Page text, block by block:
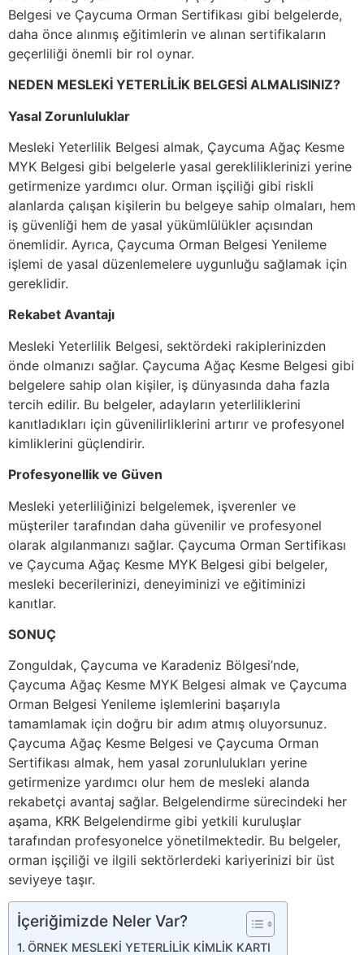
Belgesi ve Çaycuma Orman Sertifikası gibi belgelerde,
daha önce alınmış eğitimlerin ve alınan sertifikaların
geçerliliği önemli bir rol oynar.
NEDEN MESLEKİ YETERLİLİK BELGESİ ALMALISINIZ?
Yasal Zorunluluklar
Mesleki Yeterlilik Belgesi almak, Çaycuma Ağaç Kesme
MYK Belgesi gibi belgelerle yasal gerekliliklerinizi yerine
getirmenize yardımcı olur. Orman işçiliği gibi riskli
alanlarda çalışan kişilerin bu belgeye sahip olmaları, hem
iş güvenliği hem de yasal yükümlülükler açısından
önemlidir. Ayrıca, Çaycuma Orman Belgesi Yenileme
işlemi de yasal düzenlemelere uygunluğu sağlamak için
gereklidir.
Rekabet Avantajı
Mesleki Yeterlilik Belgesi, sektördeki rakiplerinizden
önde olmanızı sağlar. Çaycuma Ağaç Kesme Belgesi gibi
belgelere sahip olan kişiler, iş dünyasında daha fazla
tercih edilir. Bu belgeler, adayların yeterliliklerini
kanıtladıkları için güvenilirliklerini artırır ve profesyonel
kimliklerini güçlendirir.
Profesyonellik ve Güven
Mesleki yeterliliğinizi belgelemek, işverenler ve
müşteriler tarafından daha güvenilir ve profesyonel
olarak algılanmanızı sağlar. Çaycuma Orman Sertifikası
ve Çaycuma Ağaç Kesme MYK Belgesi gibi belgeler,
mesleki becerilerinizi, deneyiminizi ve eğitiminizi
kanıtlar.
SONUÇ
Zonguldak, Çaycuma ve Karadeniz Bölgesi’nde,
Çaycuma Ağaç Kesme MYK Belgesi almak ve Çaycuma
Orman Belgesi Yenileme işlemlerini başarıyla
tamamlamak için doğru bir adım atmış oluyorsunuz.
Çaycuma Ağaç Kesme Belgesi ve Çaycuma Orman
Sertifikası almak, hem yasal zorunlulukları yerine
getirmenize yardımcı olur hem de mesleki alanda
rekabetçi avantaj sağlar. Belgelendirme sürecindeki her
aşama, KRK Belgelendirme gibi yetkili kuruluşlar
tarafından profesyonelce yönetilmektedir. Bu belgeler,
orman işçiliği ve ilgili sektörlerdeki kariyerinizi bir üst
seviyeye taşır.
İçeriğimizde Neler Var?
ÖRNEK MESLEKİ YETERLİLİK KİMLİK KARTI